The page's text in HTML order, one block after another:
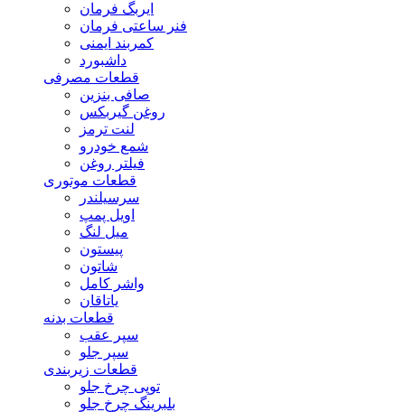
ایربگ فرمان
فنر ساعتی فرمان
کمربند ایمنی
داشبورد
قطعات مصرفی
صافی بنزین
روغن گیربکس
لنت ترمز
شمع خودرو
فیلتر روغن
قطعات موتوری
سرسیلندر
اویل پمپ
میل لنگ
پیستون
شاتون
واشر کامل
یاتاقان
قطعات بدنه
سپر عقب
سپر جلو
قطعات زیربندی
توپی چرخ جلو
بلبرینگ چرخ جلو